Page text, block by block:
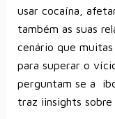
usar cocaína,
também as suas
cenário que muitas
para superar o
perguntam se a
traz iinsights